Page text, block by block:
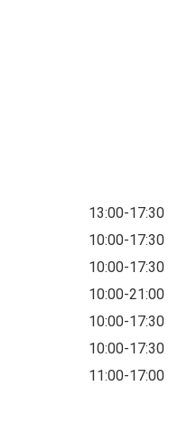
13:00-17:30
10:00-17:30
10:00-17:30
10:00-21:00
10:00-17:30
10:00-17:30
11:00-17:00